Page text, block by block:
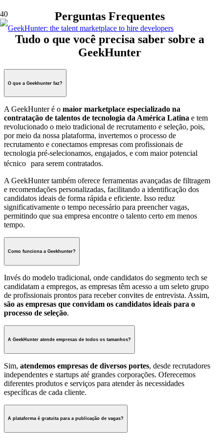
Perguntas Frequentes
Tudo o que você precisa saber sobre a
GeekHunter
O que a Geekhunter faz?
A GeekHunter é o maior marketplace especializado na
contratação de talentos de tecnologia da América Latina e tem
revolucionado o meio tradicional de recrutamento e seleção, pois,
por meio da nossa plataforma, invertemos o processo de
recrutamento e conectamos empresas com profissionais de
tecnologia pré-selecionamos, engajados, e com maior potencial
técnico para serem contratados.
A GeekHunter também oferece ferramentas avançadas de filtragem
e recomendações personalizadas, facilitando a identificação dos
candidatos ideais de forma rápida e eficiente. Isso reduz
significativamente o tempo necessário para preencher vagas,
permitindo que sua empresa encontre o talento certo em menos
tempo.
Como funciona a Geekhunter?
Invés do modelo tradicional, onde candidatos do segmento tech se
candidatam a empregos, as empresas têm acesso a um seleto grupo
de profissionais prontos para receber convites de entrevista. Assim,
são as empresas que convidam os candidatos ideais para o
processo de seleção.
A GeekHunter atende empresas de todos os tamanhos?
Sim, atendemos empresas de diversos portes, desde recrutadores
independentes e startups até grandes corporações. Oferecemos
diferentes produtos e serviços para atender às necessidades
específicas de cada cliente.
A plataforma é gratuita para a publicação de vagas?